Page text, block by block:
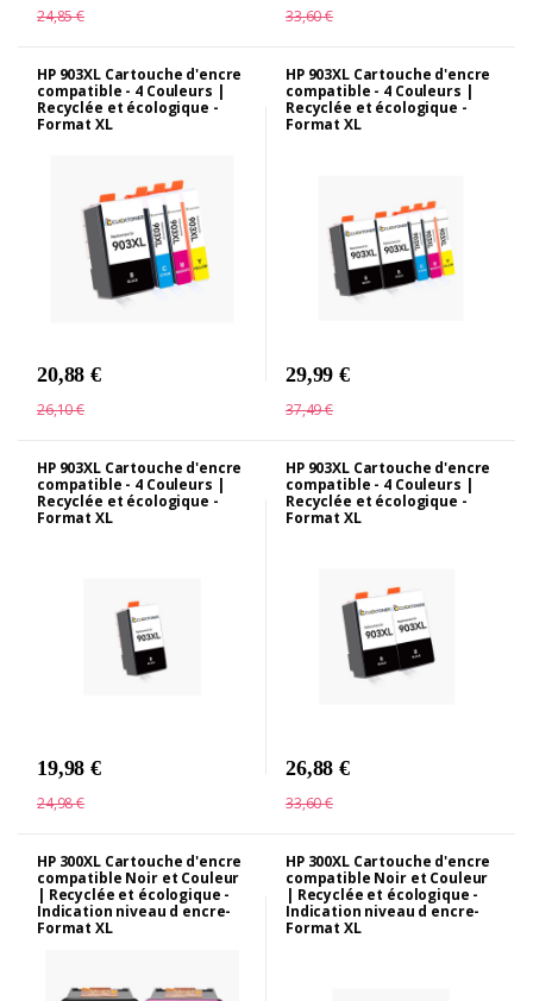
24,85 € 33,60 €
HP 903XL Cartouche d'encre
compatible - 4 Couleurs |
Recyclée et écologique -
Format XL
20,88 €
26,10 €
HP 903XL Cartouche d'encre
compatible - 4 Couleurs |
Recyclée et écologique -
Format XL
29,99 €
37,49 €
HP 903XL Cartouche d'encre
compatible - 4 Couleurs |
Recyclée et écologique -
Format XL
19,98 €
24,98 €
HP 903XL Cartouche d'encre
compatible - 4 Couleurs |
Recyclée et écologique -
Format XL
26,88 €
33,60 €
HP 300XL Cartouche d'encre
compatible Noir et Couleur
| Recyclée et écologique -
Indication niveau d encre-
Format XL
HP 300XL Cartouche d'encre
compatible Noir et Couleur
| Recyclée et écologique -
Indication niveau d encre-
Format XL